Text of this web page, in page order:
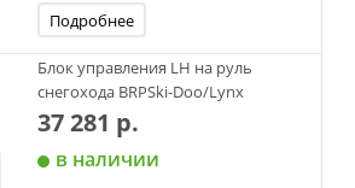
Подробнее
Блок управления LH на руль
снегохода BRPSki-Doo/Lynx
37 281 р.
в наличии